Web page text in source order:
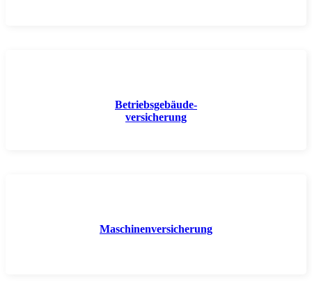
Betriebsgebäude-
versicherung
Maschinenversicherung